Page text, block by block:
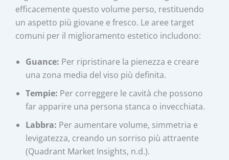
efficacemente questo volume perso, restituendo
un aspetto più giovane e fresco. Le aree target
comuni per il miglioramento estetico includono:
Guance: Per ripristinare la pienezza e creare
una zona media del viso più definita.
Tempie: Per correggere le cavità che possono
far apparire una persona stanca o invecchiata.
Labbra: Per aumentare volume, simmetria e
levigatezza, creando un sorriso più attraente
(Quadrant Market Insights, n.d.).